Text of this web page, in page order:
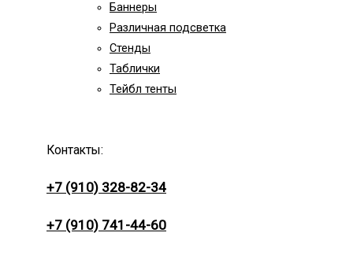
Баннеры
Различная подсветка
Стенды
Таблички
Тейбл тенты
Контакты:
+7 (910) 328-82-34
+7 (910) 741-44-60